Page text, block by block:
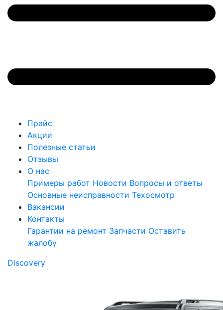
Прайс
Акции
Полезные статьи
Отзывы
О нас
Примеры работ Новости Вопросы и ответы
Основные неисправности Техосмотр
Вакансии
Контакты
Гарантии на ремонт Запчасти Оставить
жалобу
Discovery